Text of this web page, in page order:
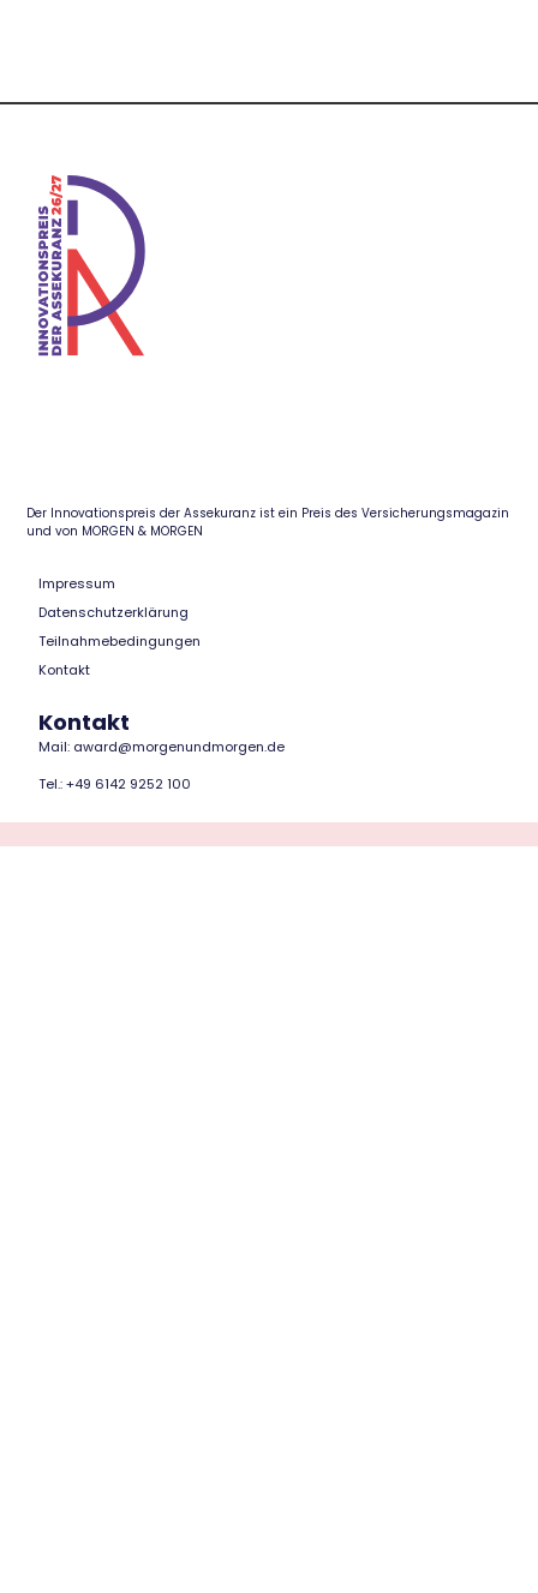
Der Innovationspreis der Assekuranz ist ein Preis des Versicherungsmagazin
und von MORGEN & MORGEN
Impressum
Datenschutzerklärung
Teilnahmebedingungen
Kontakt
Kontakt
Mail: award@morgenundmorgen.de
Tel.: +49 6142 9252 100